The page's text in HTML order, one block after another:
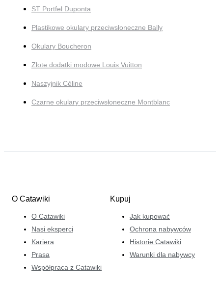
ST Portfel Duponta
Plastikowe okulary przeciwsłoneczne Bally
Okulary Boucheron
Złote dodatki modowe Louis Vuitton
Naszyjnik Céline
Czarne okulary przeciwsłoneczne Montblanc
O Catawiki
O Catawiki
Nasi eksperci
Kariera
Prasa
Współpraca z Catawiki
Kupuj
Jak kupować
Ochrona nabywców
Historie Catawiki
Warunki dla nabywcy